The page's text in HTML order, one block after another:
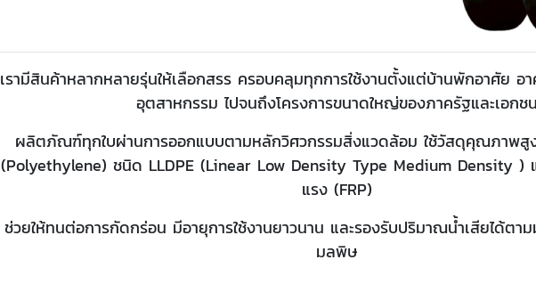
เรามีสินค้าหลากหลายรุ่นให้เลือกสรร ครอบคลุมทุกการใช้งานตั้งแต่บ้านพักอาศัย อ
อุตสาหกรรม ไปจนถึงโครงการขนาดใหญ่ของภาครัฐและเอกช
ผลิตภัณฑ์ทุกใบผ่านการออกแบบตามหลักวิศวกรรมสิ่งแวดล้อม ใช้วัสดุคุณภาพสู
(Polyethylene) ชนิด LLDPE (Linear Low Density Type Medium Density ) แ
แรง (FRP)
ช่วยให้ทนต่อการกัดกร่อน มีอายุการใช้งานยาวนาน และรองรับปริมาณน้ำเสียได้ตา
มลพิษ